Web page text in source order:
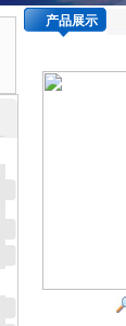
产品展示